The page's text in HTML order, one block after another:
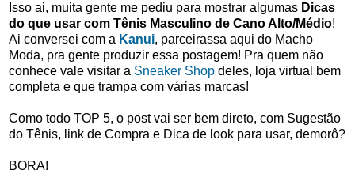
Isso ai, muita gente me pediu para mostrar algumas Dicas
do que usar com Tênis Masculino de Cano Alto/Médio!
Ai conversei com a Kanui, parceirassa aqui do Macho
Moda, pra gente produzir essa postagem! Pra quem não
conhece vale visitar a Sneaker Shop deles, loja virtual bem
completa e que trampa com várias marcas!
Como todo TOP 5, o post vai ser bem direto, com Sugestão
do Tênis, link de Compra e Dica de look para usar, demorô?
BORA!